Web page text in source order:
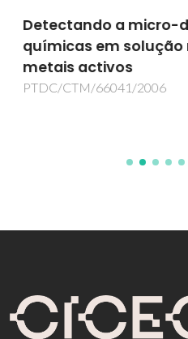
Detectando a micro-
químicas em solução
metais activos
PTDC/CTM/66041/2006